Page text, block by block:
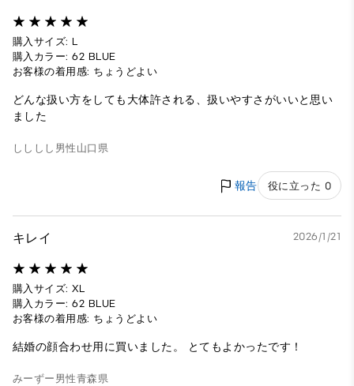
購入サイズ: L
購入カラー: 62 BLUE
お客様の着用感: ちょうどよい
どんな扱い方をしても大体許される、扱いやすさがいいと思い
ました
しししし 男性 山口県
報告 役に立った 0
キレイ 2026/1/21
購入サイズ: XL
購入カラー: 62 BLUE
お客様の着用感: ちょうどよい
結婚の顔合わせ用に買いました。 とてもよかったです！
みーずー 男性青森県